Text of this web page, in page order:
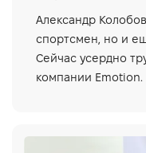
Александр
спортсмен, но и
Сейчас усердно
компании Emotion.